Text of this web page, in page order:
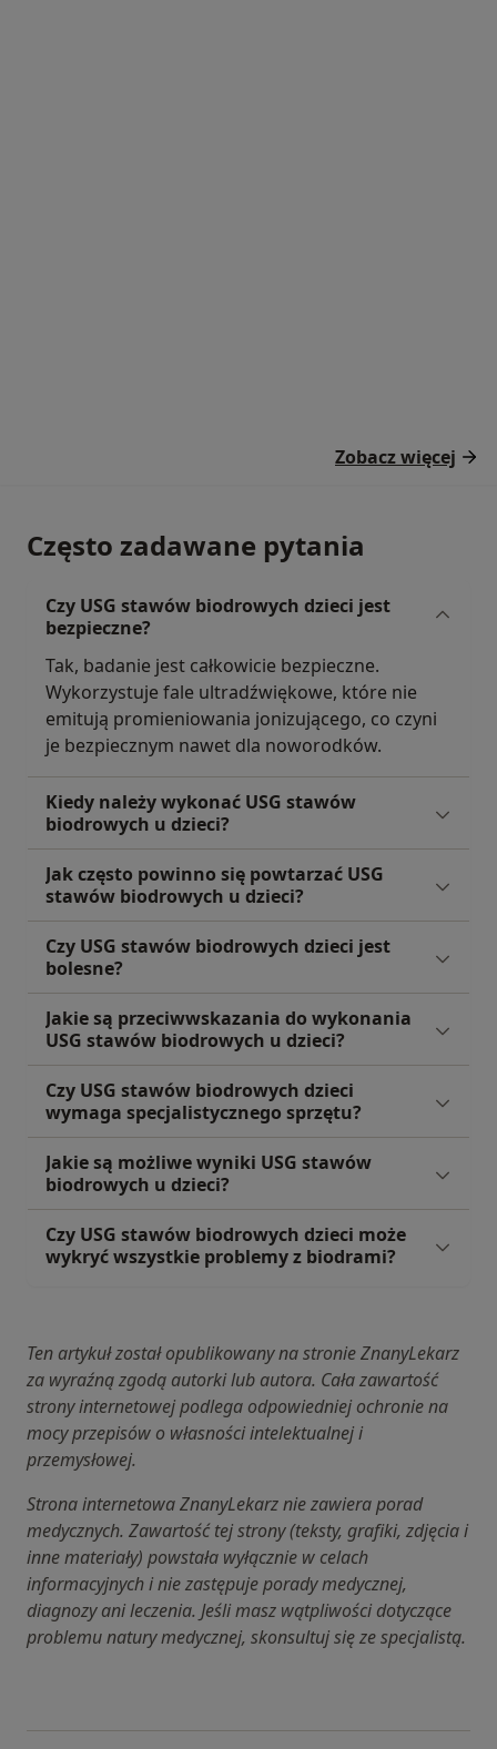
Zobacz więcej
Często zadawane pytania
Czy USG stawów biodrowych dzieci jest
bezpieczne?
Tak, badanie jest całkowicie bezpieczne.
Wykorzystuje fale ultradźwiękowe, które nie
emitują promieniowania jonizującego, co czyni
je bezpiecznym nawet dla noworodków.
Kiedy należy wykonać USG stawów
biodrowych u dzieci?
Jak często powinno się powtarzać USG
stawów biodrowych u dzieci?
Czy USG stawów biodrowych dzieci jest
bolesne?
Jakie są przeciwwskazania do wykonania
USG stawów biodrowych u dzieci?
Czy USG stawów biodrowych dzieci
wymaga specjalistycznego sprzętu?
Jakie są możliwe wyniki USG stawów
biodrowych u dzieci?
Czy USG stawów biodrowych dzieci może
wykryć wszystkie problemy z biodrami?
Ten artykuł został opublikowany na stronie ZnanyLekarz
za wyraźną zgodą autorki lub autora. Cała zawartość
strony internetowej podlega odpowiedniej ochronie na
mocy przepisów o własności intelektualnej i
przemysłowej.
Strona internetowa ZnanyLekarz nie zawiera porad
medycznych. Zawartość tej strony (teksty, grafiki, zdjęcia i
inne materiały) powstała wyłącznie w celach
informacyjnych i nie zastępuje porady medycznej,
diagnozy ani leczenia. Jeśli masz wątpliwości dotyczące
problemu natury medycznej, skonsultuj się ze specjalistą.